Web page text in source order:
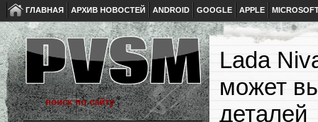
ГЛАВНАЯ АРХИВ НОВОСТЕЙ ANDROID GOOGLE APPLE
Lada
может
деталей